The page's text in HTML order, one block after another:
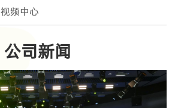
视频中心
公司新闻